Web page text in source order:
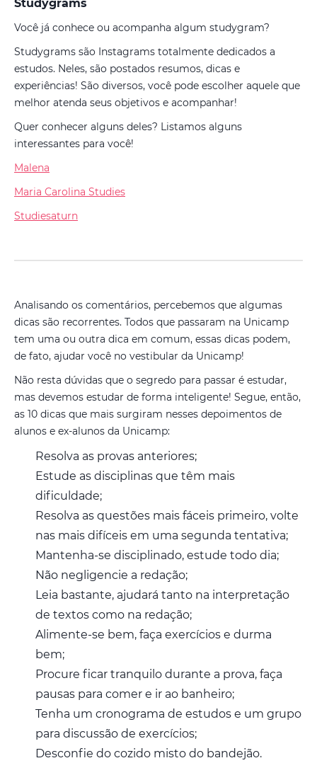
Studygrams
Você já conhece ou acompanha algum studygram?
Studygrams são Instagrams totalmente dedicados a
estudos. Neles, são postados resumos, dicas e
experiências! São diversos, você pode escolher aquele que
melhor atenda seus objetivos e acompanhar!
Quer conhecer alguns deles? Listamos alguns
interessantes para você!
Malena
Maria Carolina Studies
Studiesaturn
Analisando os comentários, percebemos que algumas
dicas são recorrentes. Todos que passaram na Unicamp
tem uma ou outra dica em comum, essas dicas podem,
de fato, ajudar você no vestibular da Unicamp!
Não resta dúvidas que o segredo para passar é estudar,
mas devemos estudar de forma inteligente! Segue, então,
as 10 dicas que mais surgiram nesses depoimentos de
alunos e ex-alunos da Unicamp:
Resolva as provas anteriores;
Estude as disciplinas que têm mais
dificuldade;
Resolva as questões mais fáceis primeiro, volte
nas mais difíceis em uma segunda tentativa;
Mantenha-se disciplinado, estude todo dia;
Não negligencie a redação;
Leia bastante, ajudará tanto na interpretação
de textos como na redação;
Alimente-se bem, faça exercícios e durma
bem;
Procure ficar tranquilo durante a prova, faça
pausas para comer e ir ao banheiro;
Tenha um cronograma de estudos e um grupo
para discussão de exercícios;
Desconfie do cozido misto do bandejão.